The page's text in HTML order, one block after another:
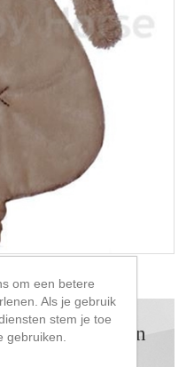
richie Bruin
om een betere
Als je gebruik
stem je toe
gebruiken.